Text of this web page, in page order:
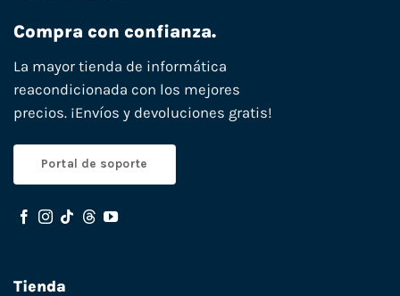
Compra con confianza.
La mayor tienda de informática
reacondicionada con los mejores
precios. ¡Envíos y devoluciones gratis!
Portal de soporte
Tienda